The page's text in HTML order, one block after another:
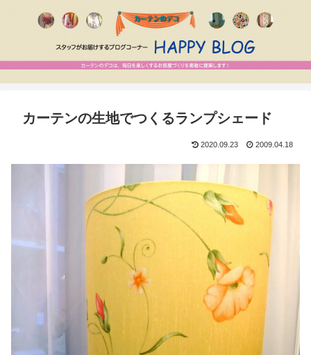
カーテンの生地でつくるランプシェード
2020.09.23 2009.04.18